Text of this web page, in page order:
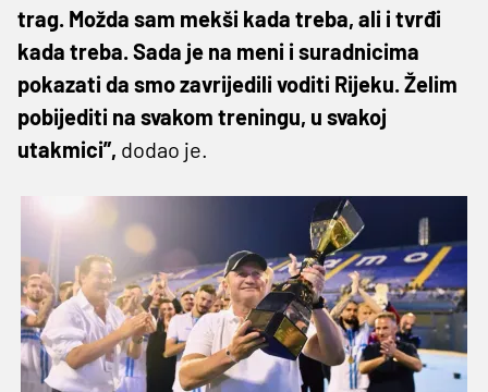
trag. Možda sam mekši kada treba, ali i tvrđi
kada treba. Sada je na meni i suradnicima
pokazati da smo zavrijedili voditi Rijeku. Želim
pobijediti na svakom treningu, u svakoj
utakmici”, dodao je.